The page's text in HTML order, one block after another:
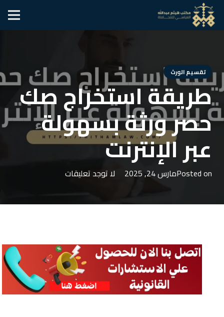
تقسيم الورث
طريقة استخراج صك
حصر ورثة بسهولة
عبر الإنترنت
Posted onمارس 24, 2025 لا توجد تعليقات